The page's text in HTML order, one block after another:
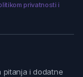
privatnosti i
pitanja i dodatne